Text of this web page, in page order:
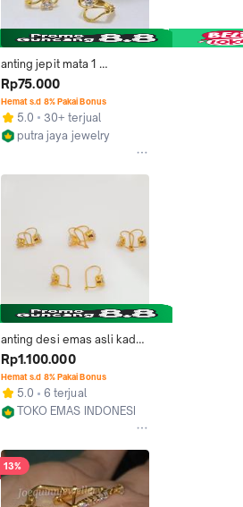
anting jepit mata 1
setengah gram
Rp75.000
Hemat s.d 8% Pakai Bonus
5.0
30+ terjual
putra jaya jewelry
anting desi emas asli kadar
375 berat 1 gram
Rp1.100.000
Hemat s.d 8% Pakai Bonus
5.0
6 terjual
TOKO EMAS INDONESIA
13%